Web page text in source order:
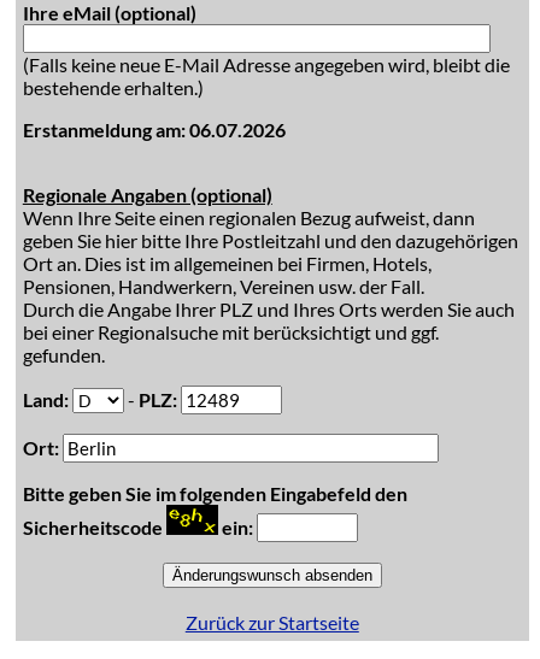
Ihre eMail (optional)
(Falls keine neue E-Mail Adresse angegeben wird, bleibt die
bestehende erhalten.)
Erstanmeldung am: 06.07.2026
Regionale Angaben (optional)
Wenn Ihre Seite einen regionalen Bezug aufweist, dann
geben Sie hier bitte Ihre Postleitzahl und den dazugehörigen
Ort an. Dies ist im allgemeinen bei Firmen, Hotels,
Pensionen, Handwerkern, Vereinen usw. der Fall.
Durch die Angabe Ihrer PLZ und Ihres Orts werden Sie auch
bei einer Regionalsuche mit berücksichtigt und ggf.
gefunden.
Land:
- PLZ:
Ort:
Bitte geben Sie im folgenden Eingabefeld den
Sicherheitscode
ein:
Zurück zur Startseite